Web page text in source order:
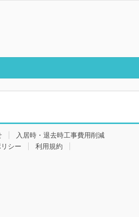
入居時・退去時工事費用削減
シー 利用規約